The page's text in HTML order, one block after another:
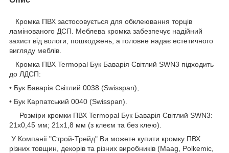
Кромка ПВХ застосовується для обклеювання торців
ламінованого ДСП. Меблева кромка забезпечує надійний
захист від вологи, пошкоджень, а головне надає естетичного
вигляду меблів.
Кромка ПВХ Termopal Бук Баварія Світлий SWN3 підходить
до ЛДСП:
• Бук Баварія Світлий 0038 (Swisspan),
• Бук Карпатський 0040 (Swisspan).
Розміри кромки ПВХ Termopal Бук Баварія Світлий SWN3:
21х0,45 мм; 21х1,8 мм (з клеєм та без клею).
У Компанії "Строй-Трейд" Ви можете купити кромку ПВХ
різних товщин, декорів та різних виробників (Maag, Polkemic,